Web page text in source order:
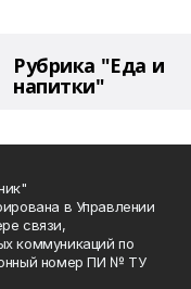
Рубрика "Еда и
напитки"
в Управлении
связи,
коммуникаций по
номер ПИ № ТУ